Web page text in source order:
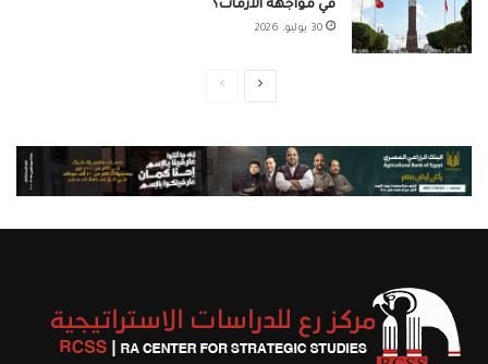
في مواجهة الأزمات؟
30 يوليو، 2026
الصفحةالصفحة